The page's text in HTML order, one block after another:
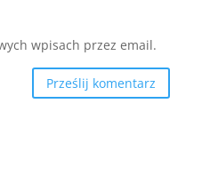
wpisach przez email.